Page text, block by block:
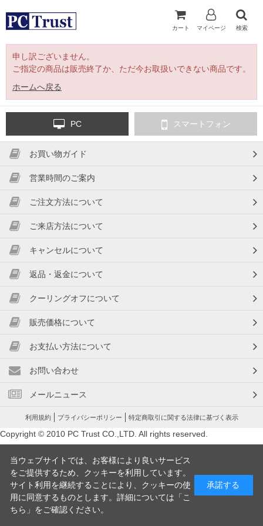
カート マイページ 検索
申し訳ございません。
ご指定の商品は販売終了か、ただ今お取扱いできない商品です。
ホームへ戻る
PC スマートフォン
お買い物ガイド
営業時間のご案内
ご注文方法について
ご来店方法について
キャンセルについて
返品・返金について
クーリングオフについて
販売価格について
お支払い方法について
お問い合わせ
メールニュース
利用規約 プライバシーポリシー 特定商取引に関する法律に基づく表示
Copyright © 2010 PC Trust CO.,LTD. All rights reserved.
当ウェブサイトでは、お客様により良いサービス
をご提供するため、クッキーを利用しています。
サイト利用を継続することにより、クッキーの使
用に同意するものとします。詳細については「 こ
ちら 」をご確認ください。
承諾する